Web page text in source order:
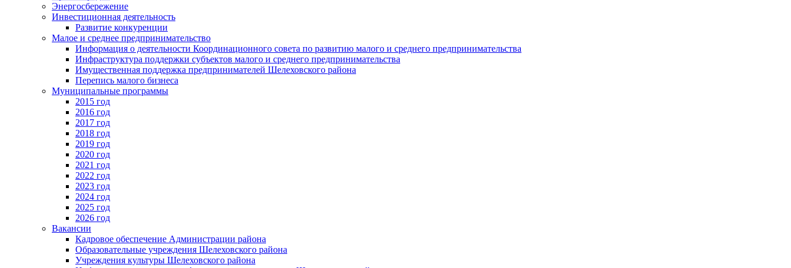
Энергосбережение
Инвестиционная деятельность
Развитие конкуренции
Малое и среднее предпринимательство
Информация о деятельности Координационного совета по развитию малого и среднего предпринимательства
Инфраструктура поддержки субъектов малого и среднего предпринимательства
Имущественная поддержка предпринимателей Шелеховского района
Перепись малого бизнеса
Муниципальные программы
2015 год
2016 год
2017 год
2018 год
2019 год
2020 год
2021 год
2022 год
2023 год
2024 год
2025 год
2026 год
Вакансии
Кадровое обеспечение Администрации района
Образовательные учреждения Шелеховского района
Учреждения культуры Шелеховского района